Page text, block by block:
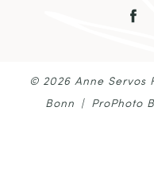
© 2026 Anne
Bonn
| ProPhoto